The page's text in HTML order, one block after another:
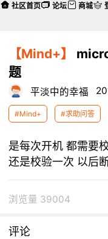
【Mind+】
题
平淡中的幸福
#Mind+ #求助问答
是每次开机 都需要
还是校验一次 以后
浏览量 39004
评论
社区首页 论坛 商城